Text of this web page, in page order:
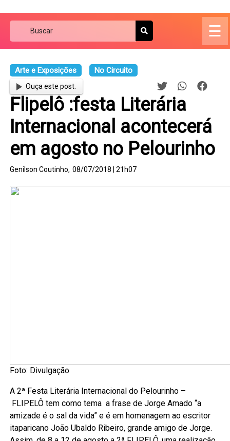
☰
Arte e Exposições No Circuito
Ouça este post.
Flipelô :festa Literária
Internacional acontecerá
em agosto no Pelourinho
Genilson Coutinho, 08/07/2018 | 21h07
Foto: Divulgação
A 2ª Festa Literária Internacional do Pelourinho –
FLIPELÔ tem como tema a frase de Jorge Amado “a
amizade é o sal da vida” e é em homenagem ao escritor
itaparicano João Ubaldo Ribeiro, grande amigo de Jorge.